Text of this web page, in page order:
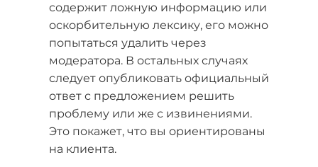
содержит ложную информацию или
оскорбительную лексику, его можно
попытаться удалить через
модератора. В остальных случаях
следует опубликовать официальный
ответ с предложением решить
проблему или же с извинениями.
Это покажет, что вы ориентированы
на клиента.